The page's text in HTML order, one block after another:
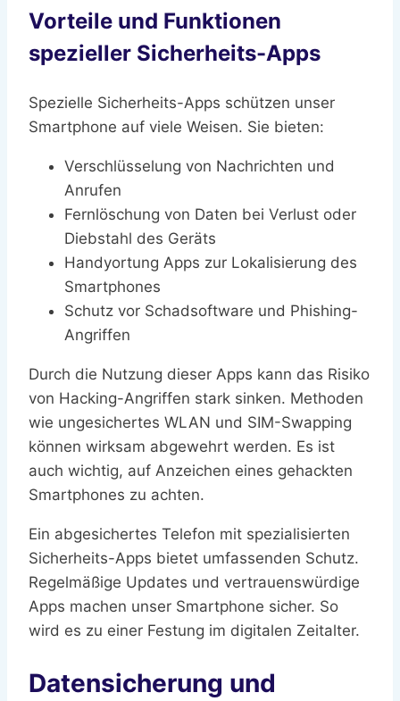
Vorteile und Funktionen
spezieller Sicherheits-Apps
Spezielle Sicherheits-Apps schützen unser
Smartphone auf viele Weisen. Sie bieten:
Verschlüsselung von Nachrichten und
Anrufen
Fernlöschung von Daten bei Verlust oder
Diebstahl des Geräts
Handyortung Apps zur Lokalisierung des
Smartphones
Schutz vor Schadsoftware und Phishing-
Angriffen
Durch die Nutzung dieser Apps kann das Risiko
von Hacking-Angriffen stark sinken. Methoden
wie ungesichertes WLAN und SIM-Swapping
können wirksam abgewehrt werden. Es ist
auch wichtig, auf Anzeichen eines gehackten
Smartphones zu achten.
Ein abgesichertes Telefon mit spezialisierten
Sicherheits-Apps bietet umfassenden Schutz.
Regelmäßige Updates und vertrauenswürdige
Apps machen unser Smartphone sicher. So
wird es zu einer Festung im digitalen Zeitalter.
Datensicherung und